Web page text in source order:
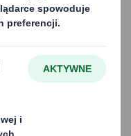
ambitne cele w
i dążą do
zamkniętym w
i usługi,